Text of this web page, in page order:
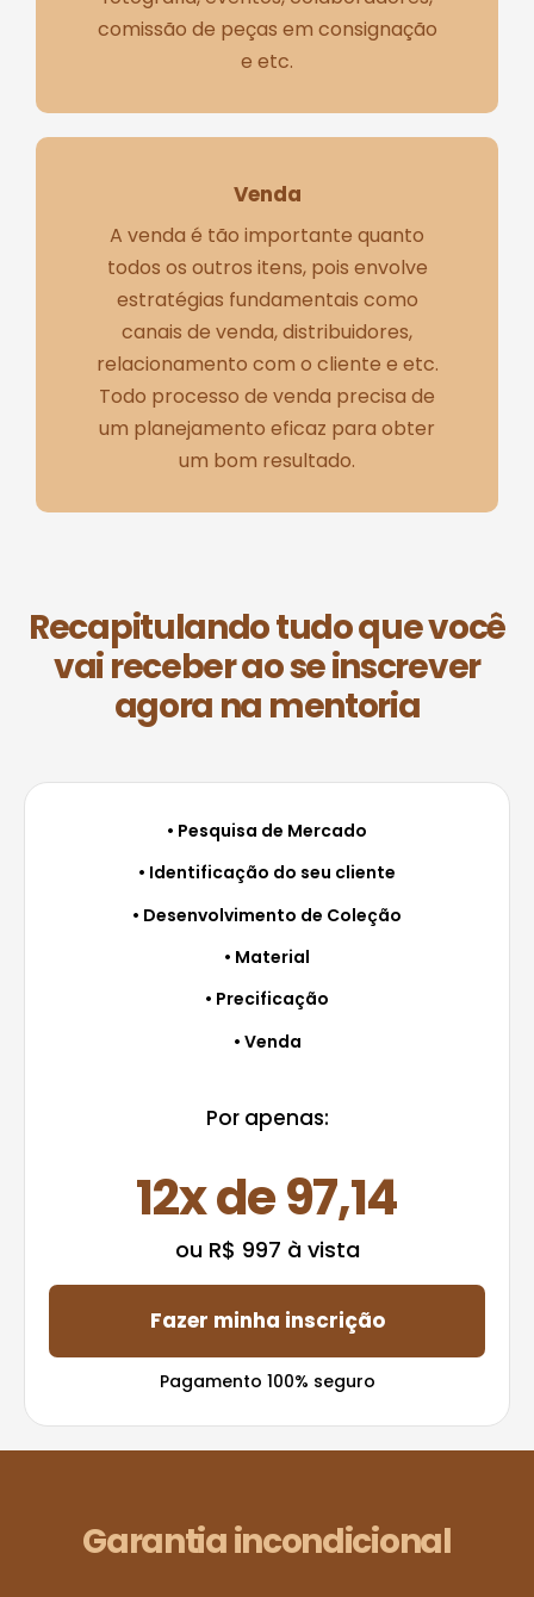
comissão de peças em consignação
e etc.
Venda
A venda é tão importante quanto
todos os outros itens, pois envolve
estratégias fundamentais como
canais de venda, distribuidores,
relacionamento com o cliente e etc.
Todo processo de venda precisa de
um planejamento eficaz para obter
um bom resultado.
Recapitulando tudo que você
vai receber ao se inscrever
agora na mentoria
• Pesquisa de Mercado
• Identificação do seu cliente
• Desenvolvimento de Coleção
• Material
• Precificação
• Venda
Por apenas:
12x de 97,14
ou R$ 997 à vista
Fazer minha inscrição
Pagamento 100% seguro
Garantia incondicional